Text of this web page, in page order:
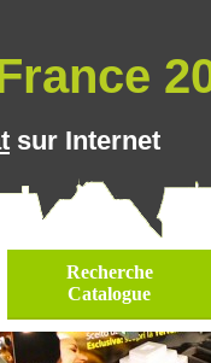
sur Internet
Recherche
Catalogue